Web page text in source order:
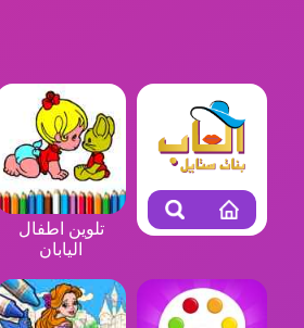
تلوين اطفال
اليابان